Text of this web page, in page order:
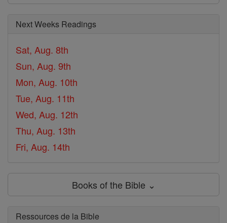
Next Weeks Readings
Sat, Aug. 8th
Sun, Aug. 9th
Mon, Aug. 10th
Tue, Aug. 11th
Wed, Aug. 12th
Thu, Aug. 13th
Fri, Aug. 14th
Books of the Bible ⌄
Ressources de la Bible